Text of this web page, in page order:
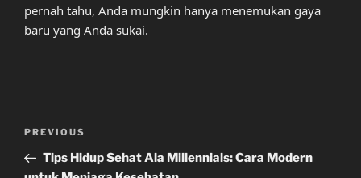
pernah tahu, Anda mungkin hanya menemukan gaya
baru yang Anda sukai.
Previous
Post
PREVIOUS
Tips Hidup Sehat Ala Millennials: Cara Modern